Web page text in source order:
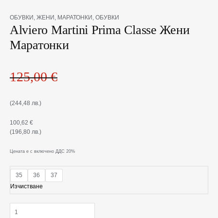
OБУВКИ , ЖЕНИ , МАРАТОНКИ , ОБУВКИ
Alviero Martini Prima Classe Жени
Маратонки
125,00€
(244,48 лв.)
Original
price
was:
125,00 €(244,48
100,62 €
(196,80 лв.)
Текущата
цена
е:
100,62 €(196,80
Цената е с включено ДДС 20%
35 36
37
Изчистване
количество
за
Alviero
Martini
Жени
Маратонки